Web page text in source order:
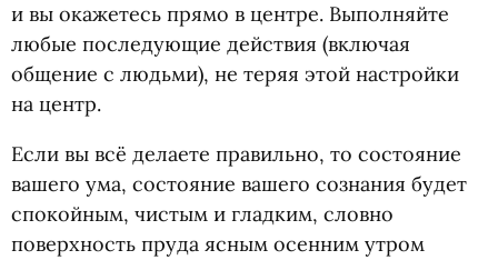
и вы окажетесь прямо в центре. Выполняйте
любые последующие действия (включая
общение с людьми), не теряя этой настройки
на центр.
Если вы всё делаете правильно, то состояние
вашего ума, состояние вашего сознания будет
спокойным, чистым и гладким, словно
поверхность пруда ясным осенним утром